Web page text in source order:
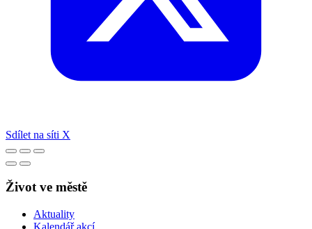
Sdílet na síti X
Život ve městě
Aktuality
Kalendář akcí